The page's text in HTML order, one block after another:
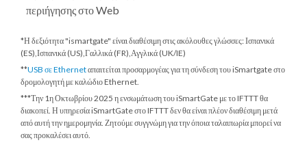
περιήγησης στο Web
*Η δεξιότητα "ismartgate" είναι διαθέσιμη στις ακόλουθες γλώσσες: Ισπανικά
(ES),Ισπανικά (US),Γαλλικά (FR),Αγγλικά (UK/IE)
**USB σε Ethernetαπαιτείται προσαρμογέας για τη σύνδεση του iSmartgate στο
δρομολογητή με καλώδιο Ethernet.
***Την 1η Οκτωβρίου 2025 η ενσωμάτωση του iSmartGate με το IFTTT θα
διακοπεί. Η υπηρεσία iSmartGate στο IFTTT δεν θα είναι πλέον διαθέσιμη μετά
από αυτή την ημερομηνία. Ζητούμε συγγνώμη για την όποια ταλαιπωρία μπορεί να
σας προκαλέσει αυτό.